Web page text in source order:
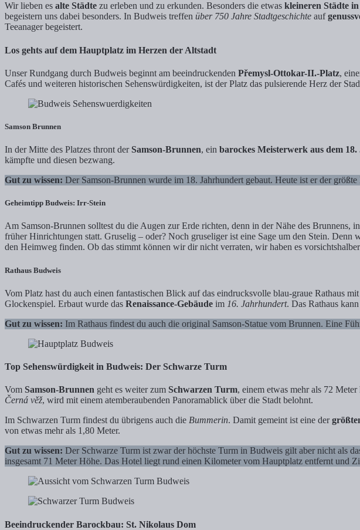
Wir lieben es alte Städte zu erleben und zu erkunden. Besonders die etwas kleineren Städte
begeistern uns dabei besonders. In Budweis treffen über 750 Jahre Stadtgeschichte auf
Teeanager begeistert.
Los gehts auf dem Hauptplatz im Herzen der Altstadt
Unser Rundgang durch Budweis beginnt am beeindruckenden Přemysl-Ottokar-II.-Platz,
Cafés und weiteren historischen Sehenswürdigkeiten, ist der Platz das pulsierende Herz der
Samson Brunnen
In der Mitte des Platzes thront der Samson-Brunnen, ein barockes Meisterwerk aus dem
kämpfte und diesen bezwang.
Gut zu wissen: Der Samson-Brunnen wurde im 18. Jahrhundert gebaut. Heute ist er der größte
Geheimtipp Budweis: Irr-Stein
Am Samson-Brunnen solltest du die Augen zur Erde richten, denn in der Nähe des Brunnens,
früher Hinrichtungen statt. Gruselig – oder? Noch gruseliger ist eine Sage um den Stein.
den Heimweg finden. Ob das stimmt können wir dir nicht verraten, wir haben es
Rathaus Budweis
Vom Platz hast du auch einen fantastischen Blick auf das eindrucksvolle blau-graue Rathaus
Glockenspiel. Erbaut wurde das Renaissance-Gebäude im 16. Jahrhundert. Das Rathaus
Gut zu wissen: Im Rathaus findest du auch die original Samson-Statue vom Brunnen. Eine
Top Sehenswürdigkeit in Budweis: Der Schwarze Turm
Vom Samson-Brunnen geht es weiter zum Schwarzen Turm, einem etwas mehr als 72
Černá věž, wird mit einem atemberaubenden Panoramablick über die Stadt belohnt.
Im Schwarzen Turm findest du übrigens auch die Bummerin. Damit gemeint ist eine der
von etwas mehr als 1,80 Meter.
Gut zu wissen: Der Schwarze Turm ist zwar der höchste Turm in Budweis gilt aber nicht als
insgesamt 71 Meter Höhe. Das Hotel liegt rund einen Kilometer vom Hauptplatz entfernt und
Beeindruckender Barockbau: St. Nikolaus Dom